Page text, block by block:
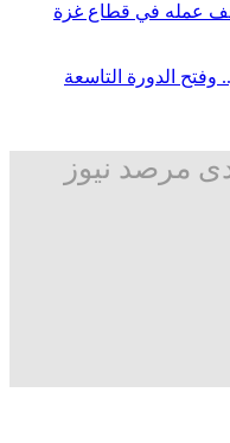
عمله في قطاع غزة
الدورة التاسعة
مرصد نيوز